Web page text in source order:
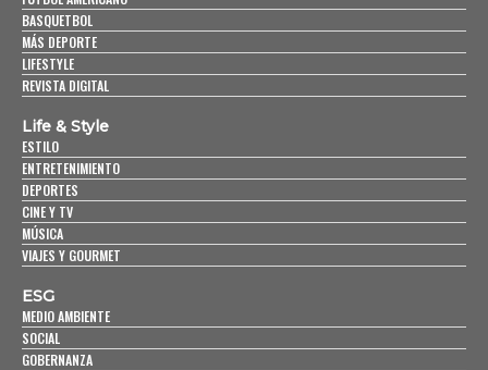
BASQUETBOL
MÁS DEPORTE
LIFESTYLE
REVISTA DIGITAL
Life & Style
ESTILO
ENTRETENIMIENTO
DEPORTES
CINE Y TV
MÚSICA
VIAJES Y GOURMET
ESG
MEDIO AMBIENTE
SOCIAL
GOBERNANZA